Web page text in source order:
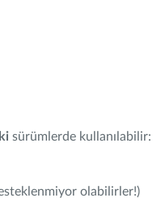
sürümlerde kullanılabilir:
olabilirler!)